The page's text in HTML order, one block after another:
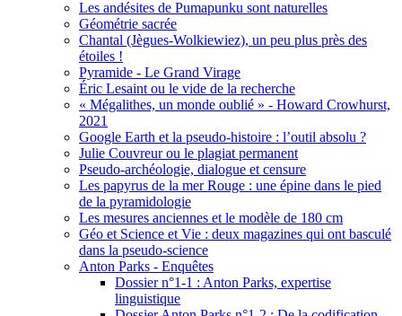
Les andésites de Pumapunku sont naturelles
Géométrie sacrée
Chantal (Jègues-Wolkiewiez), un peu plus près des
étoiles !
Pyramide - Le Grand Virage
Éric Lesaint ou le vide de la recherche
« Mégalithes, un monde oublié » - Howard Crowhurst,
2021
Google Earth et la pseudo-histoire : l’outil absolu ?
Julie Couvreur ou le plagiat permanent
Pseudo-archéologie, dialogue et censure
Les papyrus de la mer Rouge : une épine dans le pied
de la pyramidologie
Les mesures anciennes et le modèle de 180 cm
Géo et Science et Vie : deux magazines qui ont basculé
dans la pseudo-science
Anton Parks - Enquêtes
Dossier n°1-1 : Anton Parks, expertise
linguistique